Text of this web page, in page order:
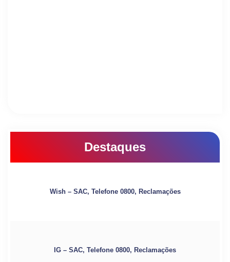
Destaques
Wish – SAC, Telefone 0800, Reclamações
IG – SAC, Telefone 0800, Reclamações